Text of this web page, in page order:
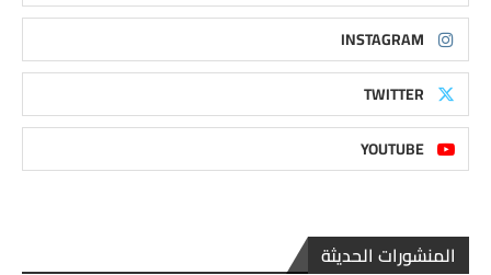
INSTAGRAM
TWITTER
YOUTUBE
المنشورات الحديثة